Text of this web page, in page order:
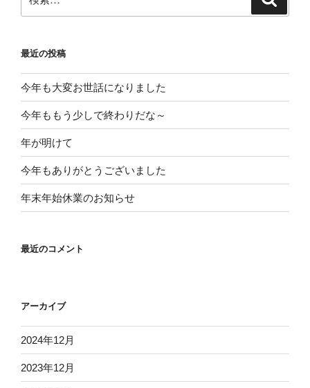
ョ
索:
最近の投稿
今年も大変お世話になりました
今年ももう少しで終わりだな～
年が明けて
今年もありがとうございました
年末年始休業のお知らせ
最近のコメント
アーカイブ
2024年12月
2023年12月